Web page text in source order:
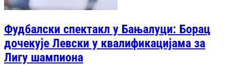
Фудбалски спектакл у Бањалуци: Борац
дочекује Левски у квалификацијама за
Лигу шампиона